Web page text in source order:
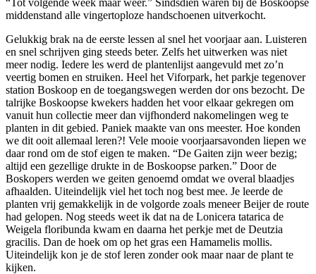
middenstand alle vingertoploze handschoenen uitverkocht.
Gelukkig brak na de eerste lessen al snel het voorjaar aan. Luisteren
en snel schrijven ging steeds beter. Zelfs het uitwerken was niet
meer nodig. Iedere les werd de plantenlijst aangevuld met zo’n
veertig bomen en struiken. Heel het Viforpark, het parkje tegenover
station Boskoop en de toegangswegen werden dor ons bezocht. De
talrijke Boskoopse kwekers hadden het voor elkaar gekregen om
vanuit hun collectie meer dan vijfhonderd nakomelingen weg te
planten in dit gebied. Paniek maakte van ons meester. Hoe konden
we dit ooit allemaal leren?! Vele mooie voorjaarsavonden liepen we
daar rond om de stof eigen te maken. “De Gaiten zijn weer bezig;
altijd een gezellige drukte in de Boskoopse parken.” Door de
Boskopers werden we geiten genoemd omdat we overal blaadjes
afhaalden. Uiteindelijk viel het toch nog best mee. Je leerde de
planten vrij gemakkelijk in de volgorde zoals meneer Beijer de route
had gelopen. Nog steeds weet ik dat na de Lonicera tatarica de
Weigela floribunda kwam en daarna het perkje met de Deutzia
gracilis. Dan de hoek om op het gras een Hamamelis mollis.
Uiteindelijk kon je de stof leren zonder ook maar naar de plant te
kijken.